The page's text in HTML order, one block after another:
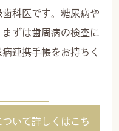
科医です。糖尿病や
ずは歯周病の検査に
連携手帳をお持ちく
いて詳しくはこち